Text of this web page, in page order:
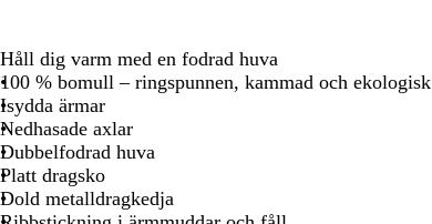
Håll dig varm med en fodrad huva
100 % bomull – ringspunnen, kammad och ekologisk
Isydda ärmar
Nedhasade axlar
Dubbelfodrad huva
Platt dragsko
Dold metalldragkedja